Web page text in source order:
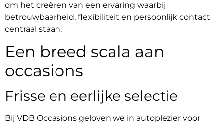
om het creëren van een ervaring waarbij
betrouwbaarheid, flexibiliteit en persoonlijk contact
centraal staan.
Een breed scala aan
occasions
Frisse en eerlijke selectie
Bij VDB Occasions geloven we in autoplezier voor